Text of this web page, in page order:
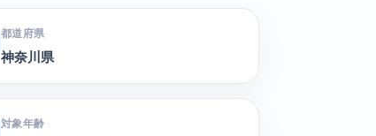
都道府県
神奈川県
対象年齢